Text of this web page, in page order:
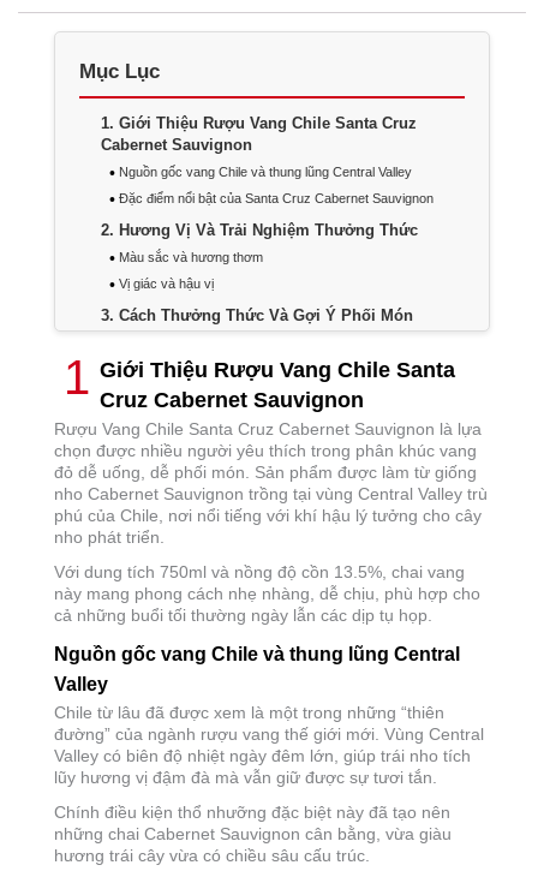
Mục Lục
1 Giới Thiệu Rượu Vang Chile Santa Cruz
Cabernet Sauvignon
Nguồn gốc vang Chile và thung lũng Central Valley
Đặc điểm nổi bật của Santa Cruz Cabernet Sauvignon
2 Hương Vị Và Trải Nghiệm Thưởng Thức
Màu sắc và hương thơm
Vị giác và hậu vị
3 Cách Thưởng Thức Và Gợi Ý Phối Món
Món ăn kết hợp hoàn hảo
4 Lợi Ích Và Những Dịp Nên Thưởng Thức
Thư giãn và gắn kết
Lựa chọn làm quà biếu
Giá Bán Và So Sánh Các Dòng Rượu
Giá bán và tình trạng hàng tại Shop Rượu Thủ Đức Đỗ Mai
So sánh Cabernet Sauvignon với các dòng rượu khác
6 Cách Bảo Quản Và Đối Tượng Phù Hợp
Cách bảo quản đúng chuẩn
Ai nên thưởng thức và độ say
7 Câu Hỏi Thường Gặp
Vang Chile Santa Cruz 750ml nồng độ bao nhiêu?
Mua vang Santa Cruz Cabernet Sauvignon chính hãng ở
đâu?
Nên để Santa Cruz Cabernet Sauvignon thở bao lâu?
Vang Santa Cruz hợp với món ăn nào?
1 Giới Thiệu Rượu Vang Chile Santa
Cruz Cabernet Sauvignon
Rượu Vang Chile Santa Cruz Cabernet Sauvignon là lựa
chọn được nhiều người yêu thích trong phân khúc vang
đỏ dễ uống, dễ phối món. Sản phẩm được làm từ giống
nho Cabernet Sauvignon trồng tại vùng Central Valley trù
phú của Chile, nơi nổi tiếng với khí hậu lý tưởng cho cây
nho phát triển.
Với dung tích 750ml và nồng độ cồn 13.5%, chai vang
này mang phong cách nhẹ nhàng, dễ chịu, phù hợp cho
cả những buổi tối thường ngày lẫn các dịp tụ họp.
Nguồn gốc vang Chile và thung lũng Central
Valley
Chile từ lâu đã được xem là một trong những “thiên
đường” của ngành rượu vang thế giới mới. Vùng Central
Valley có biên độ nhiệt ngày đêm lớn, giúp trái nho tích
lũy hương vị đậm đà mà vẫn giữ được sự tươi tắn.
Chính điều kiện thổ nhưỡng đặc biệt này đã tạo nên
những chai Cabernet Sauvignon cân bằng, vừa giàu
hương trái cây vừa có chiều sâu cấu trúc.